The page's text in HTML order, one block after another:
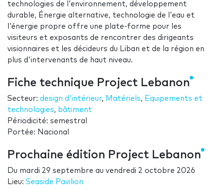
technologies de l'environnement, développement
durable, Énergie alternative, technologie de l'eau et
l'énergie propre offre une plate-forme pour les
visiteurs et exposants de rencontrer des dirigeants
visionnaires et les décideurs du Liban et de la région en
plus d'intervenants de haut niveau.
Fiche technique Project Lebanon
Secteur: design d'intérieur, Matériels, Equipements et
technologies, bâtiment
Périodicité: semestral
Portée: Nacional
Prochaine édition Project Lebanon
Du mardi 29 septembre au vendredi 2 octobre 2026
Lieu: Seaside Pavilion